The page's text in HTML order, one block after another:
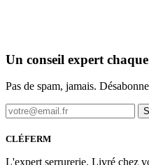
Un conseil expert
Pas de spam, jamais.
CLÉFERM
L'expert serrurerie. Livré chez